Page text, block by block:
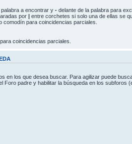
a encontrar y - delante de la palabra para
por | entre corchetes si solo una de ellas se
comodín para coincidencias parciales.
coincidencias parciales.
en los que desea buscar. Para agilizar puede
Foro padre y habilitar la búsqueda en los subforos